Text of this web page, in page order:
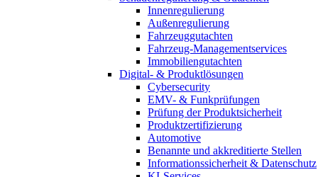
Innenregulierung
Außenregulierung
Fahrzeuggutachten
Fahrzeug-Managementservices
Immobiliengutachten
Digital- & Produktlösungen
Cybersecurity
EMV- & Funkprüfungen
Prüfung der Produktsicherheit
Produktzertifizierung
Automotive
Benannte und akkreditierte Stellen
Informationssicherheit & Datenschutz